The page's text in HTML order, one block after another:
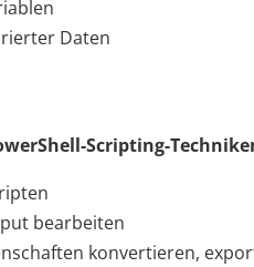
Daten
Scripting-
bearbeiten
konvertieren,